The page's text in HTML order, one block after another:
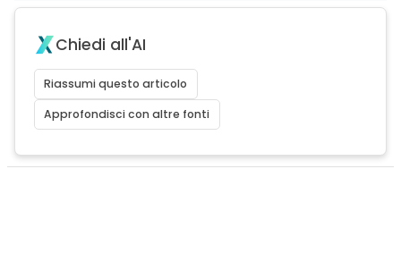
Chiedi all'AI
Riassumi questo articolo
Approfondisci con altre fonti